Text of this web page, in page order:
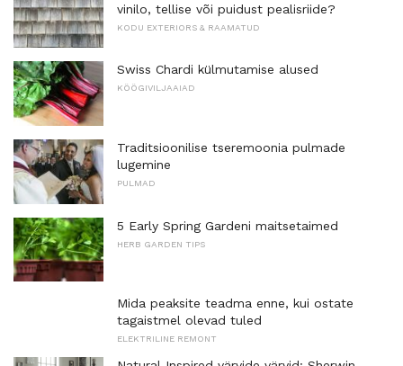
vinilo, tellise või puidust pealisriide?
KODU EXTERIORS & RAAMATUD
Swiss Chardi külmutamise alused
KÖÖGIVILJAAIAD
Traditsioonilise tseremoonia pulmade
lugemine
PULMAD
5 Early Spring Gardeni maitsetaimed
HERB GARDEN TIPS
Mida peaksite teadma enne, kui ostate
tagaistmel olevad tuled
ELEKTRILINE REMONT